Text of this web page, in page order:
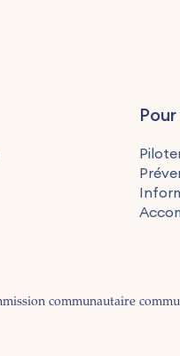
communautaire